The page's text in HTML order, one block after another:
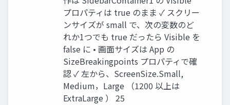
プロパティは true のまま ✓ スクリー
ンサイズが small で、次の変数のど
れか1つでも true だったら Visible を
false に • 画面サイズは App の
SizeBreakingpoints プロパティで確
認 ✓ 左から、ScreenSize.Small,
Medium，Large （1200 以上は
ExtraLarge ） 25